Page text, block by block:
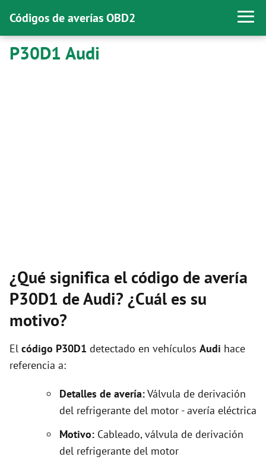
Códigos de averías OBD2
P30D1 Audi
¿Qué significa el código de avería
P30D1 de Audi? ¿Cuál es su
motivo?
El código P30D1 detectado en vehículos Audi hace
referencia a:
Detalles de avería:Válvula de derivación
del refrigerante del motor - avería eléctrica
Motivo: Cableado, válvula de derivación
del refrigerante del motor